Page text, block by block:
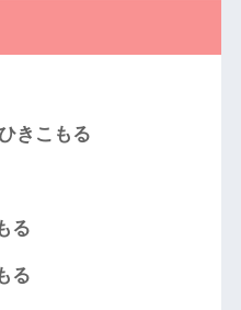
きこもる
る
る